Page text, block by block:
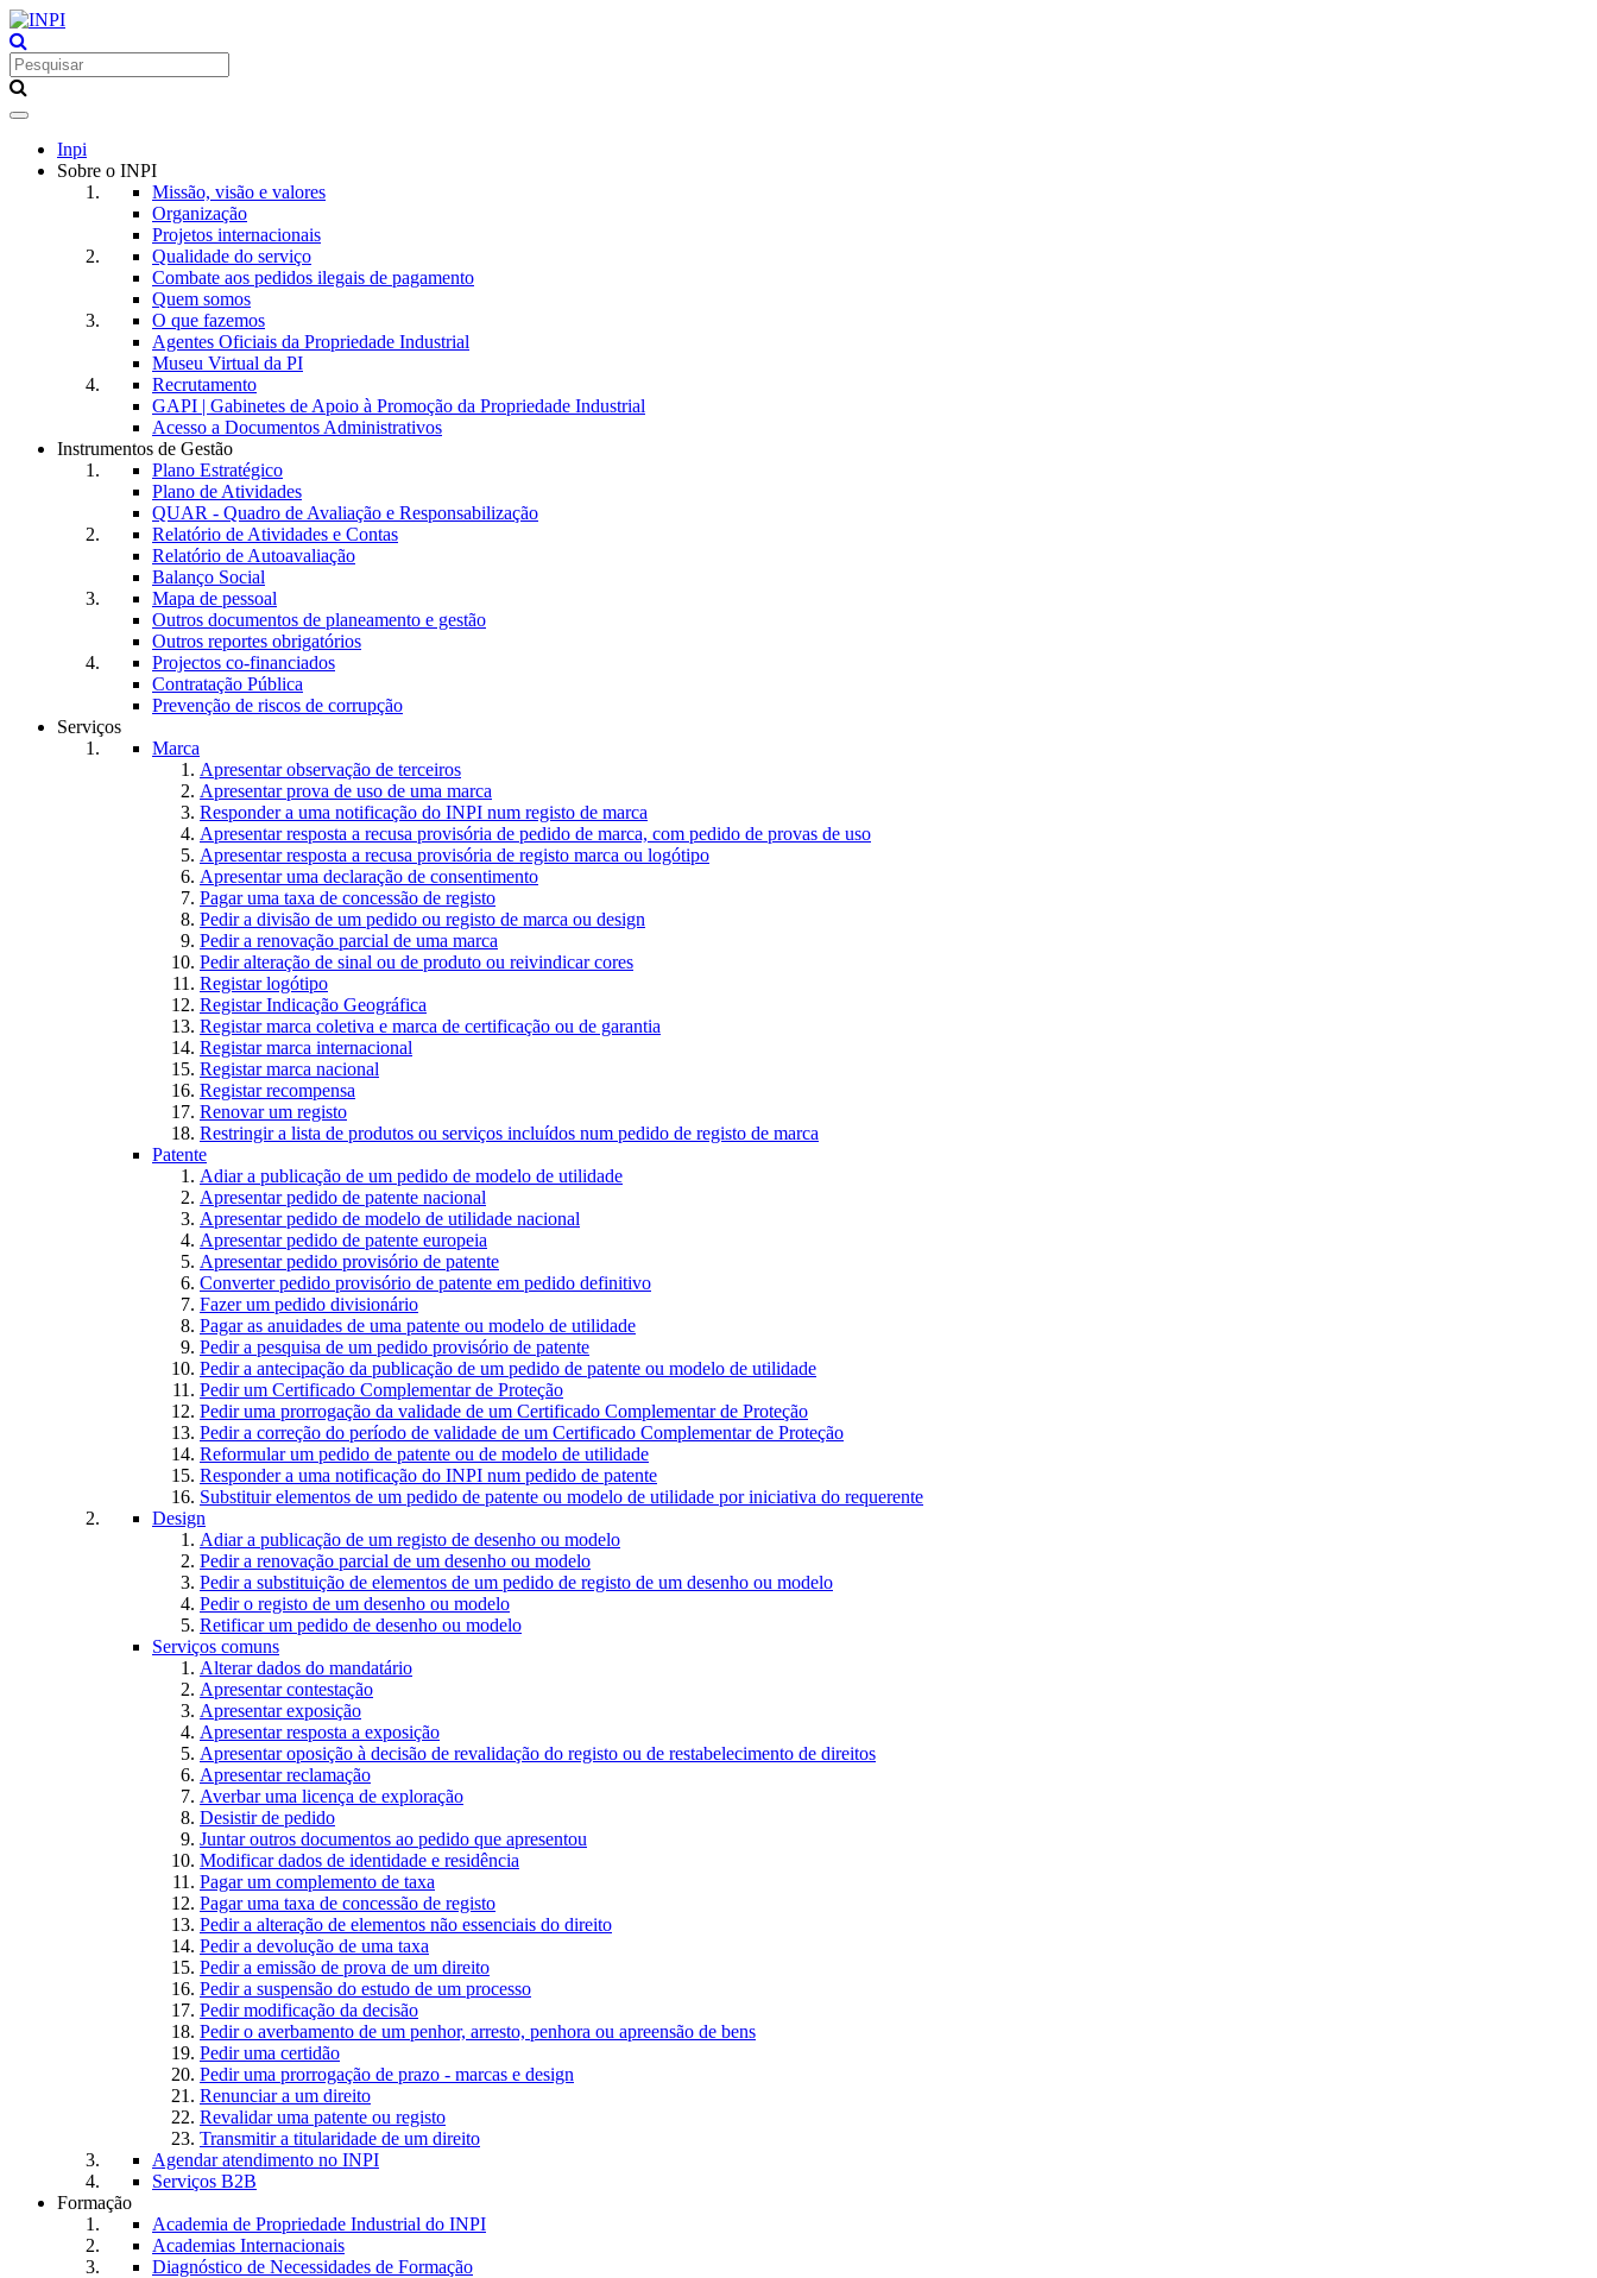
Toggle
navigation
Inpi
Sobre o INPI
Missão, visão e valores
Organização
Projetos internacionais
Qualidade do serviço
Combate aos pedidos ilegais de pagamento
Quem somos
O que fazemos
Agentes Oficiais da Propriedade Industrial
Museu Virtual da PI
Recrutamento
GAPI | Gabinetes de Apoio à Promoção da Propriedade Industrial
Acesso a Documentos Administrativos
Instrumentos de Gestão
Plano Estratégico
Plano de Atividades
QUAR - Quadro de Avaliação e Responsabilização
Relatório de Atividades e Contas
Relatório de Autoavaliação
Balanço Social
Mapa de pessoal
Outros documentos de planeamento e gestão
Outros reportes obrigatórios
Projectos co-financiados
Contratação Pública
Prevenção de riscos de corrupção
Serviços
Marca
Apresentar observação de terceiros
Apresentar prova de uso de uma marca
Responder a uma notificação do INPI num registo de marca
Apresentar resposta a recusa provisória de pedido de marca, com pedido de provas de uso
Apresentar resposta a recusa provisória de registo marca ou logótipo
Apresentar uma declaração de consentimento
Pagar uma taxa de concessão de registo
Pedir a divisão de um pedido ou registo de marca ou design
Pedir a renovação parcial de uma marca
Pedir alteração de sinal ou de produto ou reivindicar cores
Registar logótipo
Registar Indicação Geográfica
Registar marca coletiva e marca de certificação ou de garantia
Registar marca internacional
Registar marca nacional
Registar recompensa
Renovar um registo
Restringir a lista de produtos ou serviços incluídos num pedido de registo de marca
Patente
Adiar a publicação de um pedido de modelo de utilidade
Apresentar pedido de patente nacional
Apresentar pedido de modelo de utilidade nacional
Apresentar pedido de patente europeia
Apresentar pedido provisório de patente
Converter pedido provisório de patente em pedido definitivo
Fazer um pedido divisionário
Pagar as anuidades de uma patente ou modelo de utilidade
Pedir a pesquisa de um pedido provisório de patente
Pedir a antecipação da publicação de um pedido de patente ou modelo de utilidade
Pedir um Certificado Complementar de Proteção
Pedir uma prorrogação da validade de um Certificado Complementar de Proteção
Pedir a correção do período de validade de um Certificado Complementar de Proteção
Reformular um pedido de patente ou de modelo de utilidade
Responder a uma notificação do INPI num pedido de patente
Substituir elementos de um pedido de patente ou modelo de utilidade por iniciativa do requerente
Design
Adiar a publicação de um registo de desenho ou modelo
Pedir a renovação parcial de um desenho ou modelo
Pedir a substituição de elementos de um pedido de registo de um desenho ou modelo
Pedir o registo de um desenho ou modelo
Retificar um pedido de desenho ou modelo
Serviços comuns
Alterar dados do mandatário
Apresentar contestação
Apresentar exposição
Apresentar resposta a exposição
Apresentar oposição à decisão de revalidação do registo ou de restabelecimento de direitos
Apresentar reclamação
Averbar uma licença de exploração
Desistir de pedido
Juntar outros documentos ao pedido que apresentou
Modificar dados de identidade e residência
Pagar um complemento de taxa
Pagar uma taxa de concessão de registo
Pedir a alteração de elementos não essenciais do direito
Pedir a devolução de uma taxa
Pedir a emissão de prova de um direito
Pedir a suspensão do estudo de um processo
Pedir modificação da decisão
Pedir o averbamento de um penhor, arresto, penhora ou apreensão de bens
Pedir uma certidão
Pedir uma prorrogação de prazo - marcas e design
Renunciar a um direito
Revalidar uma patente ou registo
Transmitir a titularidade de um direito
Agendar atendimento no INPI
Serviços B2B
Formação
Academia de Propriedade Industrial do INPI
Academias Internacionais
Diagnóstico de Necessidades de Formação